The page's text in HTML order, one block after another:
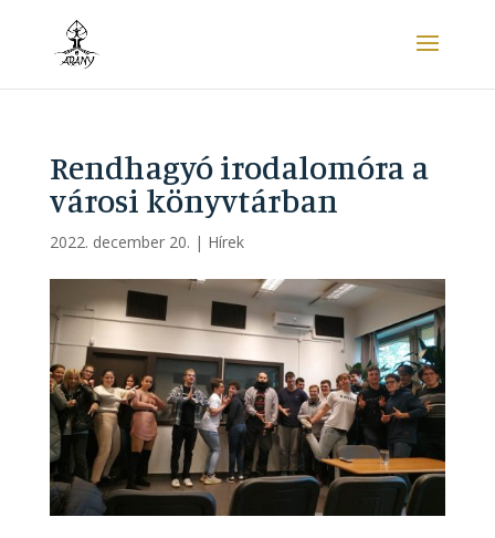
Rendhagyó irodalomóra a
városi könyvtárban
2022. december 20. | Hírek